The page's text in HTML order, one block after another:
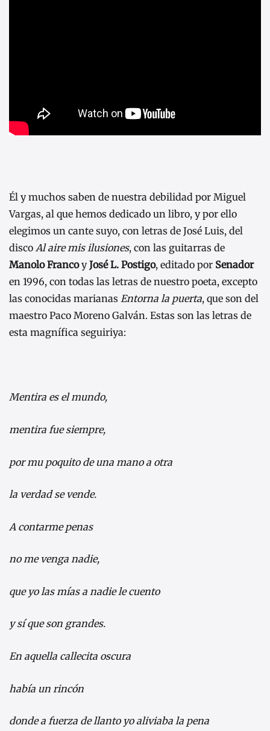
Él y muchos saben de nuestra debilidad por Miguel
Vargas, al que hemos dedicado un libro, y por ello
elegimos un cante suyo, con letras de José Luis, del
disco Al aire mis ilusiones, con las guitarras de
Manolo FrancoyJosé L. Postigo, editado por Senador
en 1996, con todas las letras de nuestro poeta, excepto
las conocidas marianas Entorna la puerta, que son del
maestro Paco Moreno Galván. Estas son las letras de
esta magnífica seguiriya:
Mentira es el mundo,
mentira fue siempre,
por mu poquito de una mano a otra
la verdad se vende.
A contarme penas
no me venga nadie,
que yo las mías a nadie le cuento
y sí que son grandes.
En aquella callecita oscura
había un rincón
donde a fuerza de llanto yo aliviaba la pena